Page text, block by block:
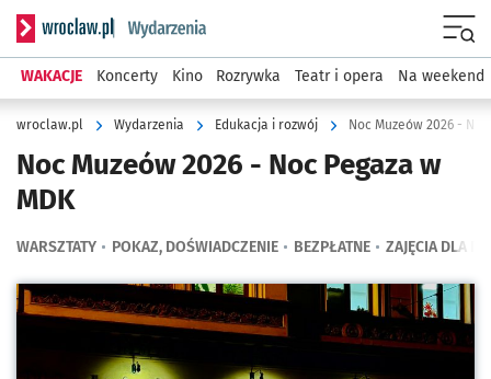
Serwis informacyjny wroclaw.pl podserwis: Wydarzenia
WAKACJE Koncerty Kino Rozrywka Teatr i opera Na weekend
wroclaw.pl Wydarzenia Edukacja i rozwój Noc Muzeów 2026 -
Noc Muzeów 2026 - Noc Pegaza w
MDK
WARSZTATY POKAZ, DOŚWIADCZENIE BEZPŁATNE ZAJĘCIA DLA
Kliknij, aby powiększyć